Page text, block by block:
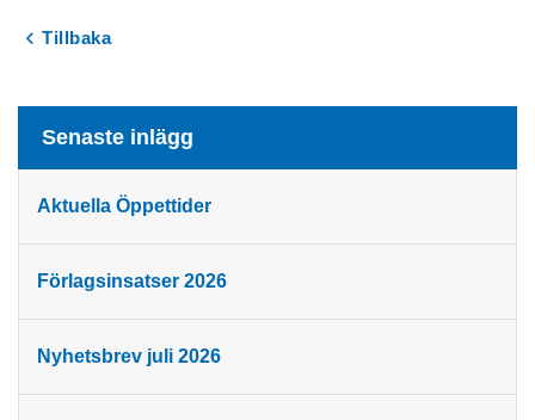
Tillbaka
Senaste inlägg
Aktuella Öppettider
Förlagsinsatser 2026
Nyhetsbrev juli 2026